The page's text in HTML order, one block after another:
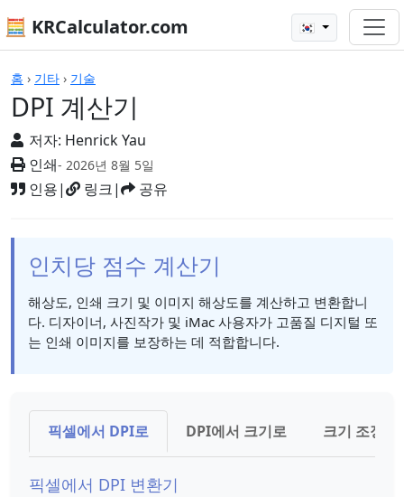
🧮 KRCalculator.com 🇰🇷
홈 › 기타 › 기술
DPI 계산기
저자: Henrick Yau
인쇄- 2026년 8월 5일
인용| 링크| 공유
계산기
인치당 점수 계산기
해상도, 인쇄 크기 및 이미지 해상도를 계산하고 변환합니
다. 디자이너, 사진작가 및 iMac 사용자가 고품질 디지털 또
는 인쇄 이미지를 보장하는 데 적합합니다.
픽셀에서 DPI로 DPI에서 크기로 크기 조정
픽셀에서 DPI 변환기